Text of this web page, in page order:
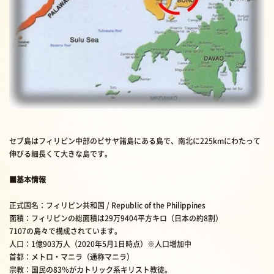
セブ島はフィリピン中部のビサヤ諸島にある島で、南北に225kmにわたって
伸びる細長くて大きな島です。
■基本情報
正式国名：フィリピン共和国 / Republic of the Philippines
面積：フィリピンの総面積は29万9404平方キロ（日本の約8割）
7107の島々で構成されています。
人口：1億903万人（2020年5月1日時点）※人口増加中
首都：メトロ・マニラ（通称マニラ）
宗教：国民の83％がカトリック系キリスト教徒。